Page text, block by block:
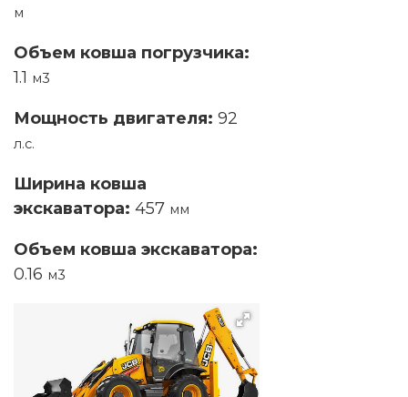
м
Объем ковша погрузчика:
1.1 м3
Мощность двигателя: 92
л.с.
Ширина ковша
экскаватора: 457 мм
Объем ковша экскаватора:
0.16 м3